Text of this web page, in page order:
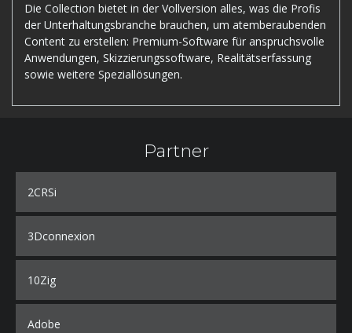
Die Collection bietet in der Vollversion alles, was die Profis
der Unterhaltungsbranche brauchen, um atemberaubenden
Content zu erstellen: Premium-Software für anspruchsvolle
Anwendungen, Skizzierungssoftware, Realitätserfassung
sowie weitere Speziallösungen.
Partner
2CRSi
3Dconnexion
10Zig
Adobe